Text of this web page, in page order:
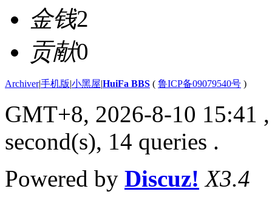
金钱2
贡献0
Archiver|手机版|小黑屋|HuiFa BBS ( 鲁ICP备09079540号 )
GMT+8, 2026-8-10 15:41
second(s), 14 queries .
Powered by Discuz! X3.4